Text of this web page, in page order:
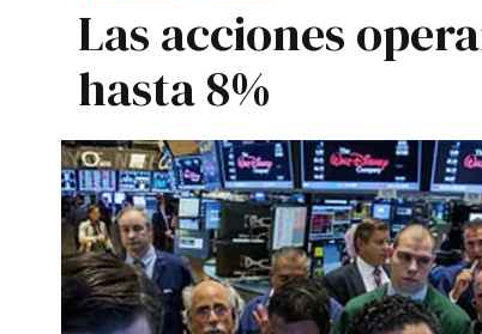
Las acciones
hasta 8%